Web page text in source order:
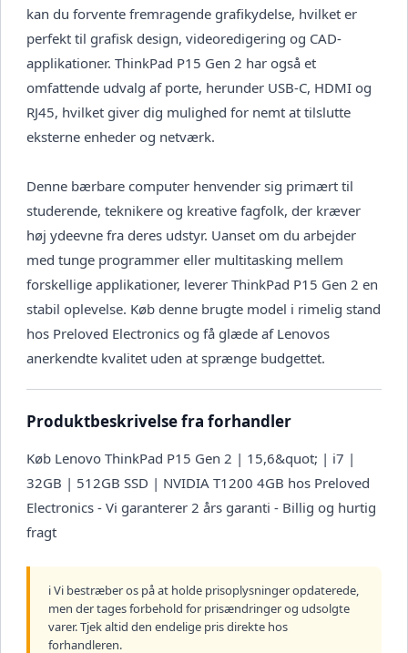
kan du forvente fremragende grafikydelse, hvilket er
perfekt til grafisk design, videoredigering og CAD-
applikationer. ThinkPad P15 Gen 2 har også et
omfattende udvalg af porte, herunder USB-C, HDMI og
RJ45, hvilket giver dig mulighed for nemt at tilslutte
eksterne enheder og netværk.
Denne bærbare computer henvender sig primært til
studerende, teknikere og kreative fagfolk, der kræver
høj ydeevne fra deres udstyr. Uanset om du arbejder
med tunge programmer eller multitasking mellem
forskellige applikationer, leverer ThinkPad P15 Gen 2 en
stabil oplevelse. Køb denne brugte model i rimelig stand
hos Preloved Electronics og få glæde af Lenovos
anerkendte kvalitet uden at sprænge budgettet.
Produktbeskrivelse fra forhandler
Køb Lenovo ThinkPad P15 Gen 2 | 15,6&quot; | i7 |
32GB | 512GB SSD | NVIDIA T1200 4GB hos Preloved
Electronics - Vi garanterer 2 års garanti - Billig og hurtig
fragt
ℹ️ Vi bestræber os på at holde prisoplysninger opdaterede,
men der tages forbehold for prisændringer og udsolgte
varer. Tjek altid den endelige pris direkte hos
forhandleren.